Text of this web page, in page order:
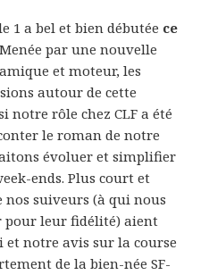
1 a bel et bien débutée ce
par une nouvelle
et moteur, les
autour de cette
notre rôle chez CLF a été
le roman de notre
évoluer et simplifier
ends. Plus court et
nos suiveurs (à qui nous
pour leur fidélité) aient
notre avis sur la course
de la bien-née SF-